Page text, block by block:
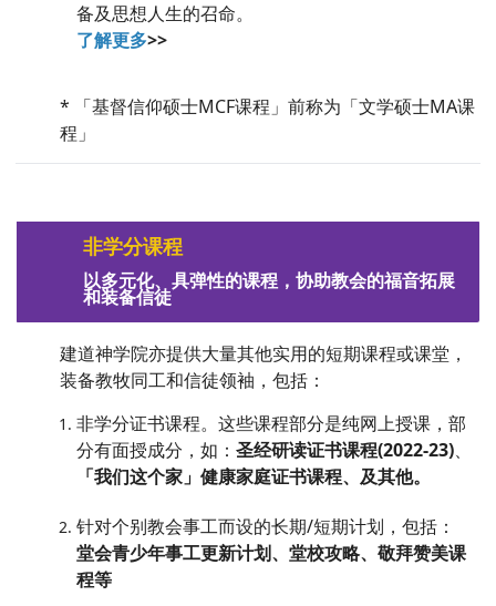
备及思想人生的召命。
了解更多>>
* 「基督信仰硕士MCF课程」前称为「文学硕士MA课
程」
非学分课程
以多元化、具弹性的课程，协助教会的福音拓展
和装备信徒
建道神学院亦提供大量其他实用的短期课程或课堂，
装备教牧同工和信徒领袖，包括：
非学分证书课程。这些课程部分是纯网上授课，部
分有面授成分，如： 圣经研读证书课程(2022-23)、
「我们这个家」健康家庭证书课程、及其他。
针对个别教会事工而设的长期/短期计划，包括：
堂会青少年事工更新计划、堂校攻略、敬拜赞美课
程等